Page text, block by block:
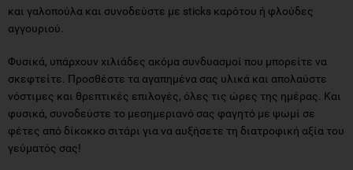
και γαλοπούλα και συνοδεύστε με sticks καρότου ή φλούδες
αγγουριού.
Φυσικά, υπάρχουν χιλιάδες ακόμα συνδυασμοί που μπορείτε να
σκεφτείτε. Προσθέστε τα αγαπημένα σας υλικά και απολαύστε
νόστιμες και θρεπτικές επιλογές, όλες τις ώρες της ημέρας. Και
φυσικά, συνοδεύστε το μεσημεριανό σας φαγητό με ψωμί σε
φέτες από δίκοκκο σιτάρι για να αυξήσετε τη διατροφική αξία του
γεύματός σας!